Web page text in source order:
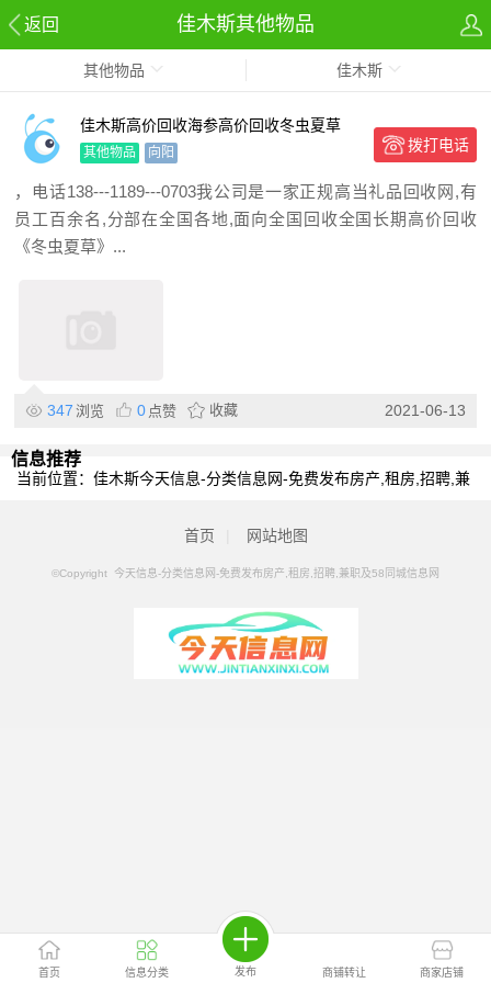
返回 佳木斯其他物品
首页 信息分类 发布 商铺转让 商家店铺
其他物品 佳木斯
佳木斯高价回收海参高价回收冬虫夏草
其他物品 向阳 拨打电话
，电话138---1189---0703我公司是一家正规高当礼品回收网,有
员工百余名,分部在全国各地,面向全国回收全国长期高价回收
《冬虫夏草》...
347 浏览 0 点赞 收藏 2021-06-13
信息推荐
当前位置： 佳木斯今天信息-分类信息网-免费发布房产,租房,招聘,兼
首页 网站地图
©Copyright 今天信息-分类信息网-免费发布房产,租房,招聘,兼职及58同城信息网